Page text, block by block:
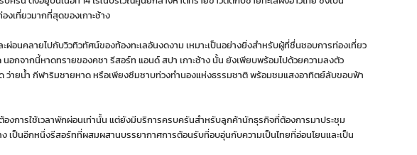
เที่ยวมากที่สุดของเกาะช้าง
ผ่อนคลายไปกับวิวทิวทัศน์ของท้องทะเลอันงดงาม เหมาะเป็นอย่างยิ่งสำหรับผู้ที่ชื่นชอบการท่องเที่ยว
นอกจากนี้หาดทรายของคชา รีสอร์ท แอนด์ สปา เกาะช้าง นั้น ยังเพียบพร้อมไปด้วยความลงตัว
ว่ายน้ำ กีฬาริมชายหาด หรือเพียงซึมซาบท่วงทำนองแห่งธรรมชาติ พร้อมชมแสงอาทิตย์ลับขอบฟ้า
งการใช้เวลาพักผ่อนเท่านั้น แต่ยังมีบริการครบครันสำหรับลูกค้านักธุรกิจที่ต้องการมาประชุม
เป็นอีกหนึ่งรีสอร์ทที่ผสมผสานบรรยากาศการต้อนรับที่อบอุ่นกับความเป็นไทยที่อ่อนโยนและเป็น